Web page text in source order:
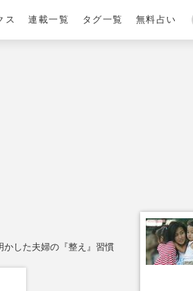
ス 連載一覧 タグ一覧 無料占い
かした夫婦の『整え』習慣